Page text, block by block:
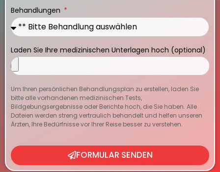
Behandlungen
Laden Sie Ihre medizinischen Unterlagen hoch (optional)
Um Ihren persönlichen Behandlungsplan zu erstellen, laden Sie
bitte alle vorhandenen medizinischen Tests,
Bildgebungsergebnisse oder Berichte hoch, die Sie haben. Alle
Dateien werden streng vertraulich behandelt und helfen unseren
Ärzten, Ihre Bedürfnisse vor Ihrer Reise besser zu verstehen.
FORMULAR SENDEN